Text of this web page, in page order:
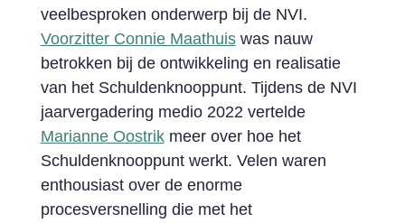
veelbesproken onderwerp bij de NVI.
Voorzitter Connie Maathuiswas nauw
betrokken bij de ontwikkeling en realisatie
van het Schuldenknooppunt. Tijdens de NVI
jaarvergadering medio 2022 vertelde
Marianne Oostrikmeer over hoe het
Schuldenknooppunt werkt. Velen waren
enthousiast over de enorme
procesversnelling die met het